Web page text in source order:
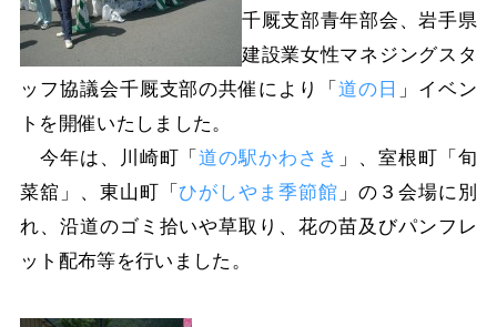
千厩支部青年部会、岩手県
建設業女性マネジングスタ
ッフ協議会千厩支部の共催により「道の日 」イベン
トを開催いたしました。
今年は、川崎町「道の駅かわさき 」、室根町「旬
菜舘」、東山町「ひがしやま季節館 」の３会場に別
れ、沿道のゴミ拾いや草取り、花の苗及びパンフレ
ット配布等を行いました。